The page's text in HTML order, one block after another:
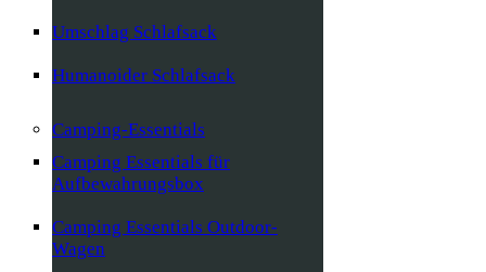
Umschlag Schlafsack
Humanoider Schlafsack
Camping-Essentials
Camping Essentials für
Aufbewahrungsbox
Camping Essentials Outdoor-
Wagen